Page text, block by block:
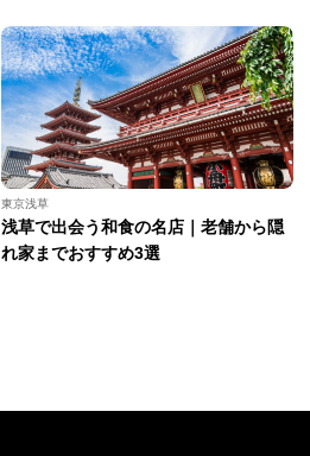
東京浅草
浅草で出会う和食の名店｜老舗から隠
れ家までおすすめ3選